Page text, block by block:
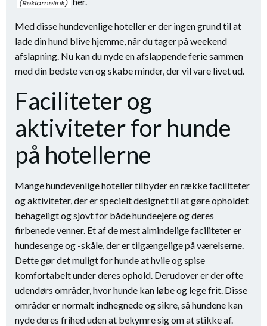
Med disse hundevenlige hoteller er der ingen grund til at
lade din hund blive hjemme, når du tager på weekend
afslapning. Nu kan du nyde en afslappende ferie sammen
med din bedste ven og skabe minder, der vil vare livet ud.
Faciliteter og
aktiviteter for hunde
på hotellerne
Mange hundevenlige hoteller tilbyder en række faciliteter
og aktiviteter, der er specielt designet til at gøre opholdet
behageligt og sjovt for både hundeejere og deres
firbenede venner. Et af de mest almindelige faciliteter er
hundesenge og -skåle, der er tilgængelige på værelserne.
Dette gør det muligt for hunde at hvile og spise
komfortabelt under deres ophold. Derudover er der ofte
udendørs områder, hvor hunde kan løbe og lege frit. Disse
områder er normalt indhegnede og sikre, så hundene kan
nyde deres frihed uden at bekymre sig om at stikke af.